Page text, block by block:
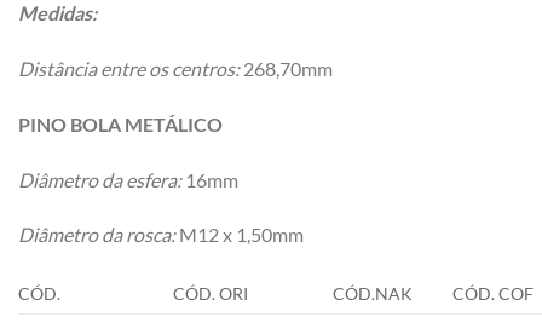
Medidas:
Distância entre os centros:268,70mm
PINO BOLA METÁLICO
Diâmetro da esfera:16mm
Diâmetro da rosca:M12 x 1,50mm
CÓD. CÓD. ORI CÓD.NAK CÓD. COF